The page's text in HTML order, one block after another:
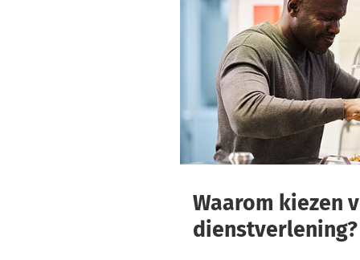
Waarom kiezen
dienstverlening?